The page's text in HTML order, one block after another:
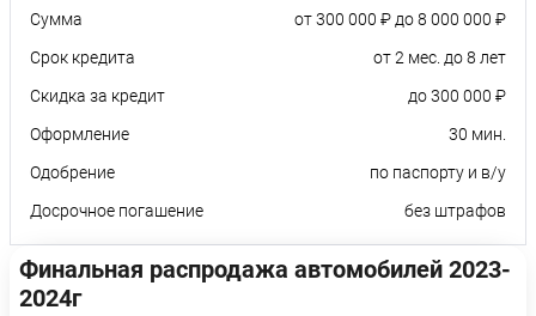
Сумма
от 300 000 ₽ до 8 000 000 ₽
Срок кредита
от 2 мес. до 8 лет
Скидка за кредит
до 300 000 ₽
Оформление
30 мин.
Одобрение
по паспорту и в/у
Досрочное погашение
без штрафов
Финальная распродажа автомобилей 2023-
2024г